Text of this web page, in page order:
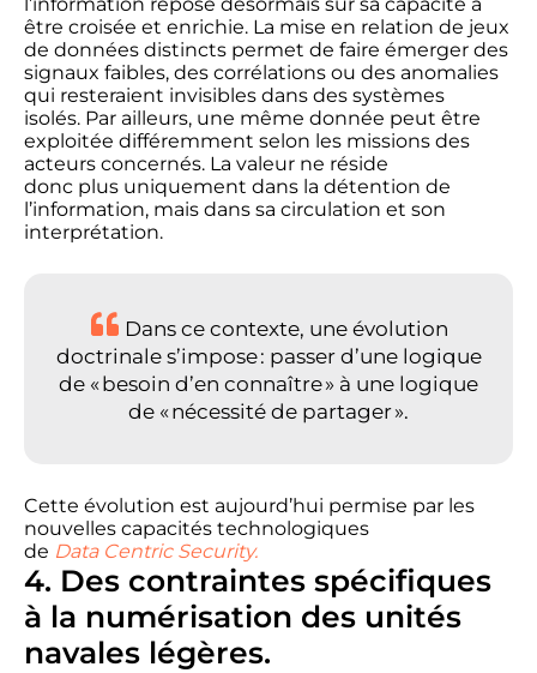
l’information repose désormais sur sa capacité à
être croisée et enrichie. La mise en relation de jeux
de données distincts permet de faire émerger des
signaux faibles, des corrélations ou des anomalies
qui resteraient invisibles dans des systèmes
isolés. Par ailleurs, une même donnée peut être
exploitée différemment selon les missions des
acteurs concernés. La valeur ne réside
donc plus uniquement dans la détention de
l’information, mais dans sa circulation et son
interprétation.
Dans ce contexte, une évolution
doctrinale s’impose : passer d’une logique
de « besoin d’en connaître » à une logique
de « nécessité de partager ».
Cette évolution est aujourd’hui permise par les
nouvelles capacités technologiques
de Data CentricSecurity.
4. Des contraintes spécifiques
à la numérisation des unités
navales légères.